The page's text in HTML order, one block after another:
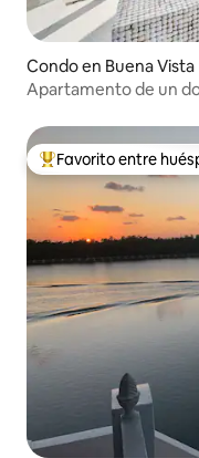
Condo en Buena Vista
Apartamento de un
Favorito entre
Favorito entre